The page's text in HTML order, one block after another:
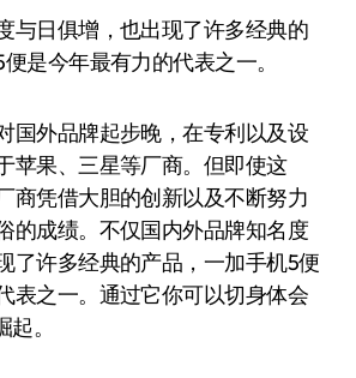
是今年最有力的代表之一。
国外品牌起步晚，在专利以及设
苹果、三星等厂商。但即使这
商凭借大胆的创新以及不断努力
的成绩。不仅国内外品牌知名度
了许多经典的产品，一加手机5便
表之一。通过它你可以切身体会
。